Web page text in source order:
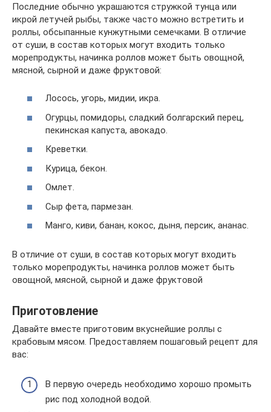
Последние обычно украшаются стружкой тунца или
икрой летучей рыбы, также часто можно встретить и
роллы, обсыпанные кунжутными семечками. В отличие
от суши, в состав которых могут входить только
морепродукты, начинка роллов может быть овощной,
мясной, сырной и даже фруктовой:
Лосось, угорь, мидии, икра.
Огурцы, помидоры, сладкий болгарский перец,
пекинская капуста, авокадо.
Креветки.
Курица, бекон.
Омлет.
Сыр фета, пармезан.
Манго, киви, банан, кокос, дыня, персик, ананас.
В отличие от суши, в состав которых могут входить
только морепродукты, начинка роллов может быть
овощной, мясной, сырной и даже фруктовой
Приготовление
Давайте вместе приготовим вкуснейшие роллы с
крабовым мясом. Предоставляем пошаговый рецепт для
вас:
В первую очередь необходимо хорошо промыть
рис под холодной водой.